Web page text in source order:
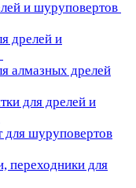
и шуруповертов
дрелей и
алмазных дрелей
для дрелей и
для шуруповертов
переходники для